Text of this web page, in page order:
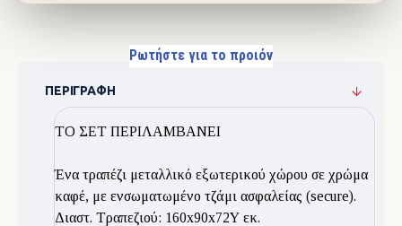
Ρωτήστε για το προιόν
ΠΕΡΙΓΡΑΦΉ
ΤΟ ΣΕΤ ΠΕΡΙΛΑΜΒΑΝΕΙ
Ένα τραπέζι μεταλλικό εξωτερικού χώρου σε χρώμα
καφέ, με ενσωματωμένο τζάμι ασφαλείας (secure).
Διαστ. Τραπεζιού: 160x90x72Υ εκ.